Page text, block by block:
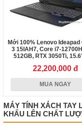
Mới 100% Lenovo Ideapad
3 15IAH7, Core i7-
512GB, RTX 3050Ti,
22,200,000 đ
MUA NGAY
MÁY TÍNH XÁCH TAY
KHẨU LÊN CHẤT